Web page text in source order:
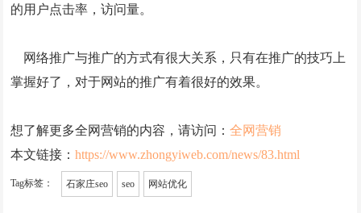
的用户点击率，访问量。
网络推广与推广的方式有很大关系，只有在推广的技巧上
掌握好了，对于网站的推广有着很好的效果。
想了解更多全网营销的内容，请访问：全网营销
本文链接：https://www.zhongyiweb.com/news/83.html
Tag标签： 石家庄seo seo 网站优化